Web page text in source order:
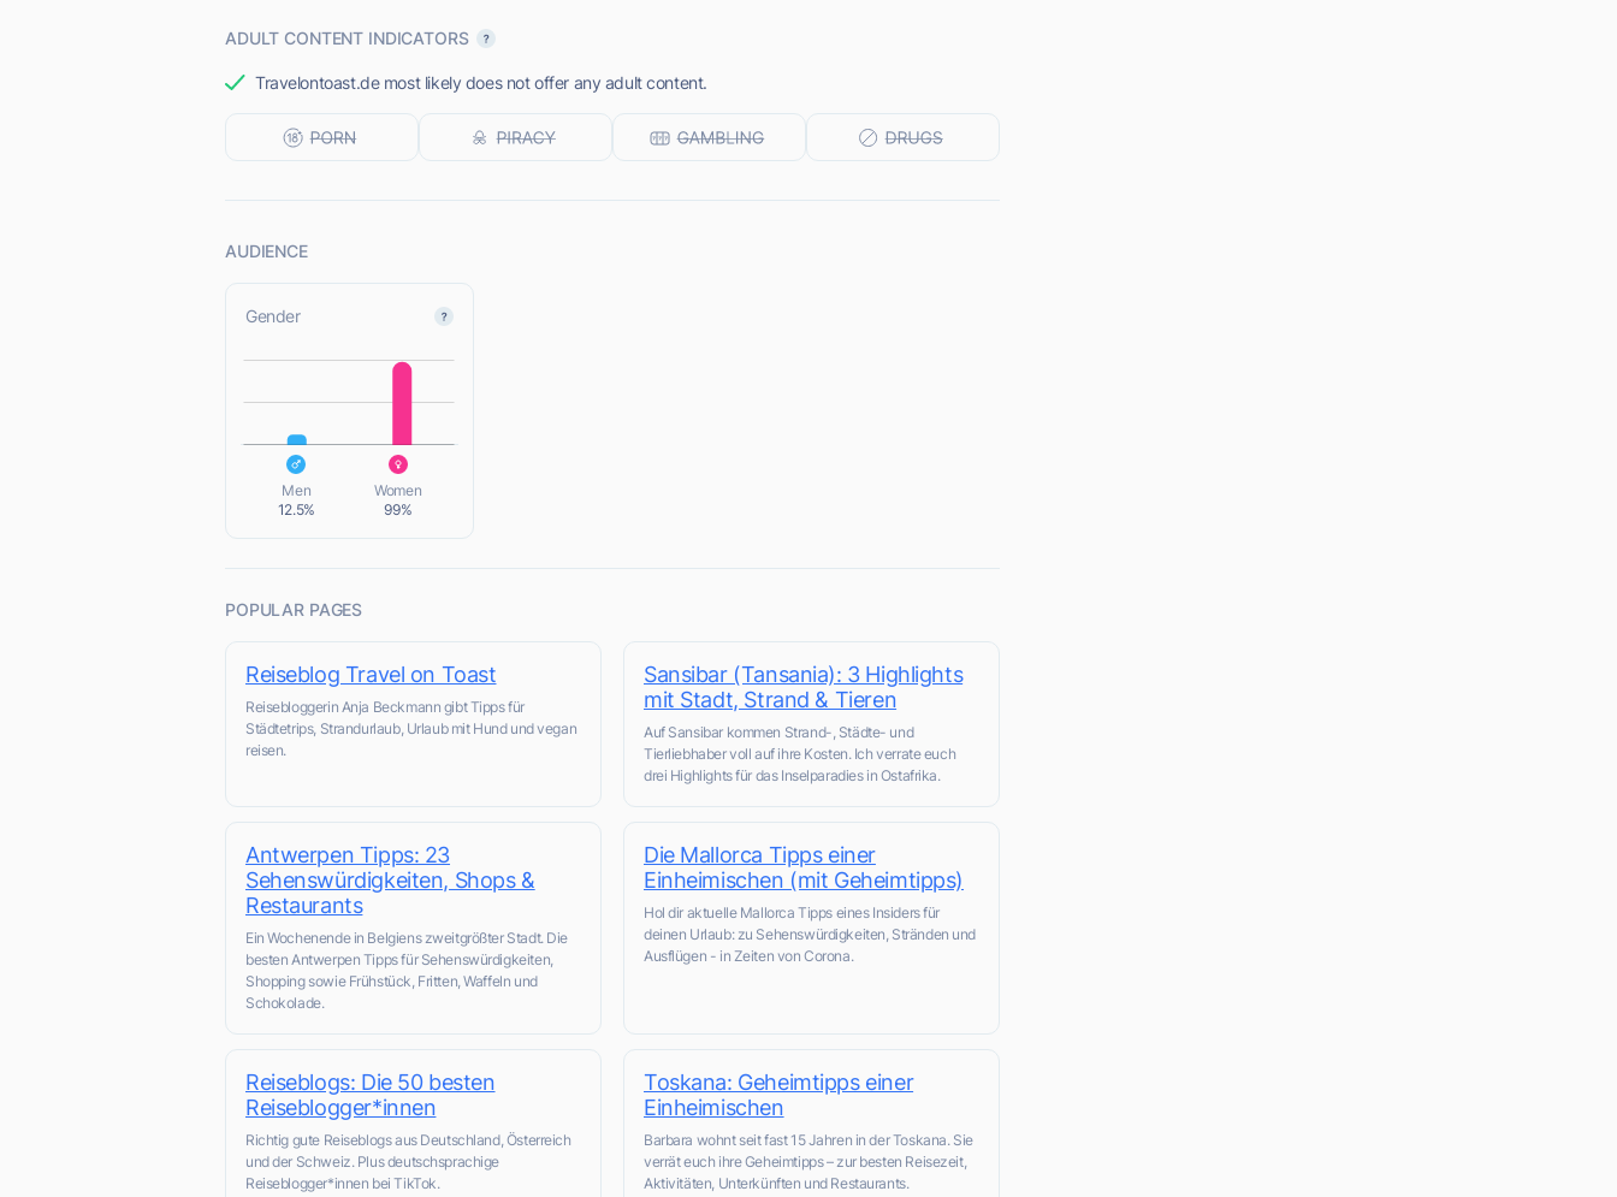
ADULT CONTENT INDICATORS
Travelontoast.de most likely does not offer any adult content.
AUDIENCE
Gender
L
Men
12.5%
Women
99%
POPULAR PAGES
Reiseblog Travel on Toast
Reisebloggerin Anja Beckmann gibt Tipps für
Städtetrips, Strandurlaub, Urlaub mit Hund und vegan
reisen.
Sansibar (Tansania): 3 Highlights
mit Stadt, Strand & Tieren
Auf Sansibar kommen Strand-, Städte- und
Tierliebhaber voll auf ihre Kosten. Ich verrate euch
drei Highlights für das Inselparadies in Ostafrika.
Antwerpen Tipps: 23
Sehenswürdigkeiten, Shops &
Restaurants
Ein Wochenende in Belgiens zweitgrößter Stadt. Die
besten Antwerpen Tipps für Sehenswürdigkeiten,
Shopping sowie Frühstück, Fritten, Waffeln und
Schokolade.
Die Mallorca Tipps einer
Einheimischen (mit Geheimtipps)
Hol dir aktuelle Mallorca Tipps eines Insiders für
deinen Urlaub: zu Sehenswürdigkeiten, Stränden und
Ausflügen - in Zeiten von Corona.
Reiseblogs: Die 50 besten
Reiseblogger*innen
Richtig gute Reiseblogs aus Deutschland, Österreich
und der Schweiz. Plus deutschsprachige
Reiseblogger*innen bei TikTok.
Toskana: Geheimtipps einer
Einheimischen
Barbara wohnt seit fast 15 Jahren in der Toskana. Sie
verrät euch ihre Geheimtipps – zur besten Reisezeit,
Aktivitäten, Unterkünften und Restaurants.